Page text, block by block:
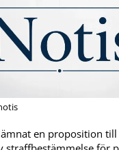
en proposition